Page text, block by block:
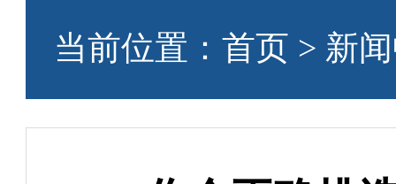
当前位置：首页 > 新